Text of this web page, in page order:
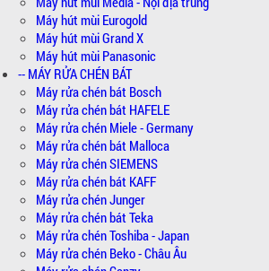
Máy hút mùi Eurogold
Máy hút mùi Grand X
Máy hút mùi Panasonic
-- MÁY RỬA CHÉN BÁT
Máy rửa chén bát Bosch
Máy rửa chén bát HAFELE
Máy rửa chén Miele - Germany
Máy rửa chén bát Malloca
Máy rửa chén SIEMENS
Máy rửa chén bát KAFF
Máy rửa chén Junger
Máy rửa chén bát Teka
Máy rửa chén Toshiba - Japan
Máy rửa chén Beko - Châu Âu